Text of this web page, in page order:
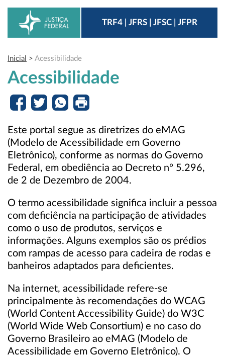
TRF4 | JFRS | JFSC | JFPR
Inicial > Acessibilidade
Acessibilidade
Este portal segue as diretrizes do eMAG
(Modelo de Acessibilidade em Governo
Eletrônico), conforme as normas do Governo
Federal, em obediência ao Decreto nº 5.296,
de 2 de Dezembro de 2004.
O termo acessibilidade significa incluir a pessoa
com deficiência na participação de atividades
como o uso de produtos, serviços e
informações. Alguns exemplos são os prédios
com rampas de acesso para cadeira de rodas e
banheiros adaptados para deficientes.
Na internet, acessibilidade refere-se
principalmente às recomendações do WCAG
(World Content Accessibility Guide) do W3C
(World Wide Web Consortium) e no caso do
Governo Brasileiro ao eMAG (Modelo de
Acessibilidade em Governo Eletrônico). O